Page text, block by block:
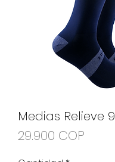
Medias Relieve 9
29.900 COP